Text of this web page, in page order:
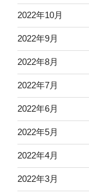
2022年10月
2022年9月
2022年8月
2022年7月
2022年6月
2022年5月
2022年4月
2022年3月